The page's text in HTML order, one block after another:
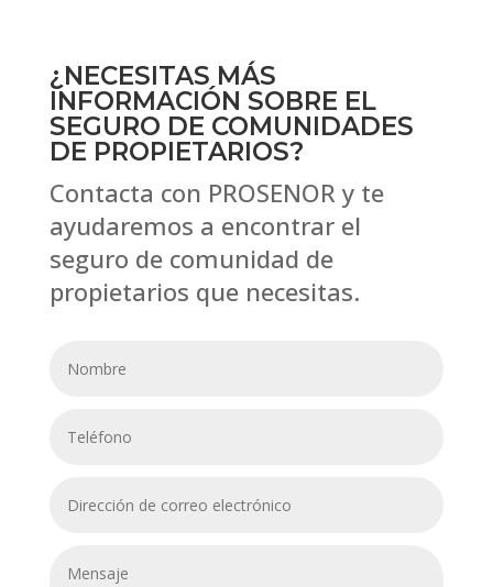
¿NECESITAS MÁS
INFORMACIÓN SOBRE EL
SEGURO DE COMUNIDADES
DE PROPIETARIOS?
Contacta con PROSENOR y te
ayudaremos a encontrar el
seguro de comunidad de
propietarios que necesitas.